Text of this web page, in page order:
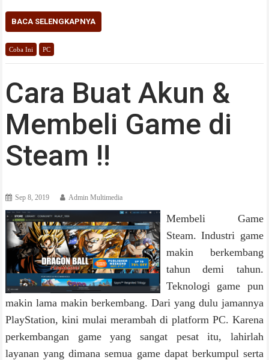
BACA SELENGKAPNYA
Coba Ini PC
Cara Buat Akun &
Membeli Game di
Steam !!
Sep 8, 2019 Admin Multimedia
Membeli Game
Steam. Industri game
makin berkembang
tahun demi tahun.
Teknologi game pun
makin lama makin berkembang. Dari yang dulu jamannya
PlayStation, kini mulai merambah di platform PC. Karena
perkembangan game yang sangat pesat itu, lahirlah
layanan yang dimana semua game dapat berkumpul serta